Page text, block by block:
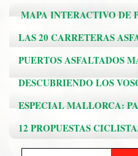
MAPA INTERACTIVO DE
LAS 20 CARRETERAS
PUERTOS ASFALTADOS
DESCUBRIENDO LOS
ESPECIAL MALLORCA:
12 PROPUESTAS